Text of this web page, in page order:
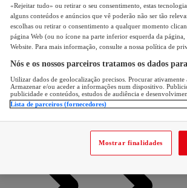
«Rejeitar tudo» ou retirar o seu consentimento, estas
alguns conteúdos e anúncios que vê poderão não ser tão
escolhas ou retirar o consentimento a qualquer momento
página Web (ou no ícone na parte inferior esquerda da página,
Website. Para mais informação, consulte a nossa política de
Nós e os nossos parceiros tratamos os dados
Utilizar dados de geolocalização precisos. Procurar
Armazenar e/ou aceder a informações num dispositivo.
publicidade e conteúdos, estudos de audiência e
Lista de parceiros (fornecedores)
Mostrar finalidades